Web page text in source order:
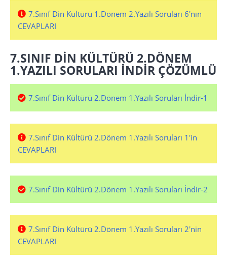
7.Sınıf Din Kültürü 1.Dönem 2.Yazılı Soruları 6'nın
CEVAPLARI
7.SINIF DİN KÜLTÜRÜ 2.DÖNEM
1.YAZILI SORULARI İNDİR ÇÖZÜMLÜ
7.Sınıf Din Kültürü 2.Dönem 1.Yazılı Soruları İndir-1
7.Sınıf Din Kültürü 2.Dönem 1.Yazılı Soruları 1'in
CEVAPLARI
7.Sınıf Din Kültürü 2.Dönem 1.Yazılı Soruları İndir-2
7.Sınıf Din Kültürü 2.Dönem 1.Yazılı Soruları 2'nin
CEVAPLARI